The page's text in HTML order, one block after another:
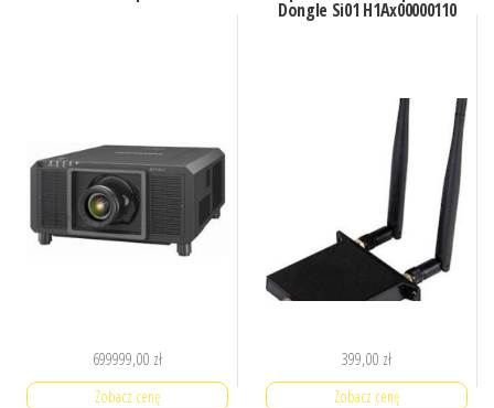
699999,00 zł
Zobacz cenę
Dongle Si01 H1Ax00000110
399,00 zł
Zobacz cenę